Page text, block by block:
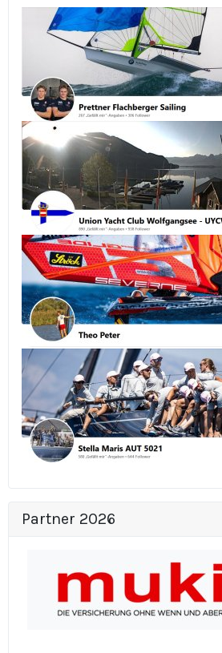
Partner 2026